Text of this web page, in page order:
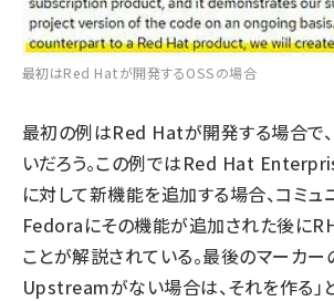
最初はRed Hatが開発するOSSの場合
最初の例はRed Hatが開発する場合で
いだろう。この例ではRed Hat
に対して新機能を追加する場合、コミュ
Fedoraにその機能が追加された後に
ことが解説されている。最後のマーカー
Upstreamがない場合は、それを作る」